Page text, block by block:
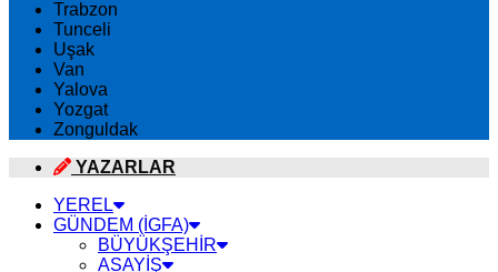
Trabzon
Tunceli
Uşak
Van
Yalova
Yozgat
Zonguldak
YAZARLAR
YEREL
GÜNDEM (İGFA)
BÜYÜKŞEHİR
ASAYİŞ